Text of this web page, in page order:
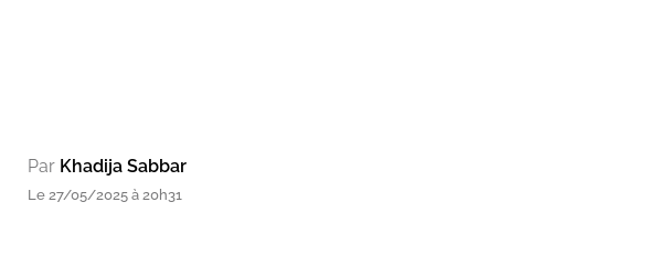
Par Khadija Sabbar
Le 27/05/2025 à 20h31